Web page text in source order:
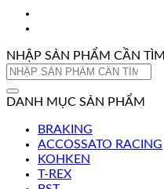
NHẬP SẢN PHẨM CẦN TÌM
Tìm
DANH MỤC SẢN PHẨM
BRAKING
ACCOSSATO RACING
KOHKEN
T-REX